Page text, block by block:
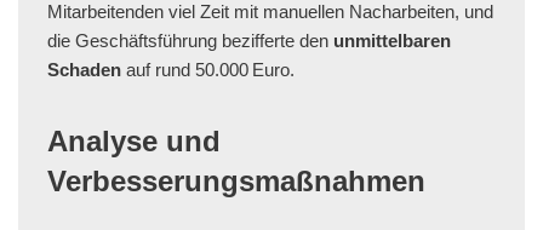
Mitarbeitenden viel Zeit mit manuellen Nacharbeiten, und
die Geschäftsführung bezifferte den unmittelbaren
Schaden auf rund 50.000 Euro.
Analyse und
Verbesserungsmaßnahmen